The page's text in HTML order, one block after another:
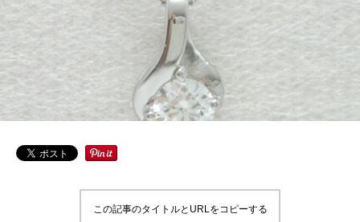
この記事のタイトルとURLをコピーする